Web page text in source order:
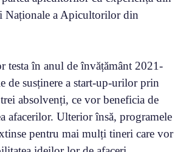
Naționale a Apicultorilor din
testa în anul de învățământ 2021-
de susținere a start-up-urilor prin
trei absolvenți, ce vor beneficia de
afacerilor. Ulterior însă, programele
pentru mai mulți tineri care vor